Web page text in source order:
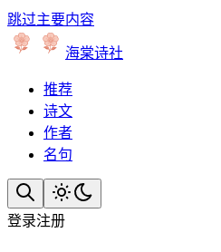
跳过主要内容
海棠诗社
推荐
诗文
作者
名句
登录注册